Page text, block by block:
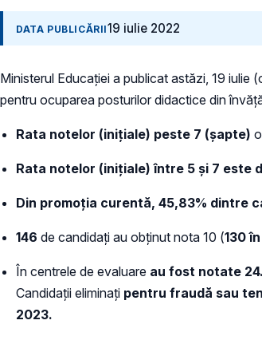
DATA PUBLICĂRII19 iulie 2022
Ministerul Educației a publicat astăzi, 19
pentru ocuparea posturilor didactice din
Rata notelor (inițiale) peste 7 (șapte)
Rata notelor (inițiale) între 5 și 7 este
Din promoția curentă, 45,83% dintre
146 de candidați au obținut nota 10 (130
În centrele de evaluare au fost notate
Candidaţii eliminaţi pentru fraudă sau
2023.